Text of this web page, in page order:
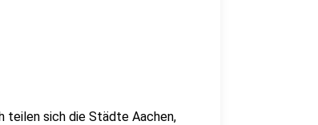
teilen sich die Städte Aachen,